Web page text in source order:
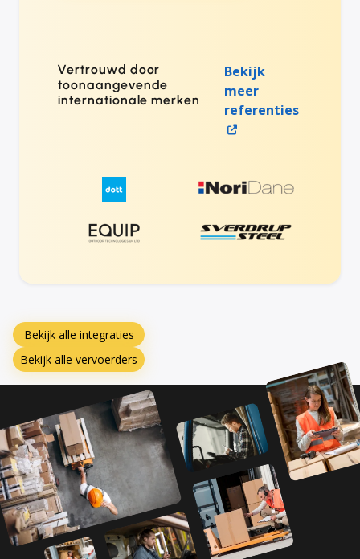
Vertrouwd door
toonaangevende
internationale merken
Bekijk
meer
referenties
Bekijk alle integraties
Bekijk alle vervoerders